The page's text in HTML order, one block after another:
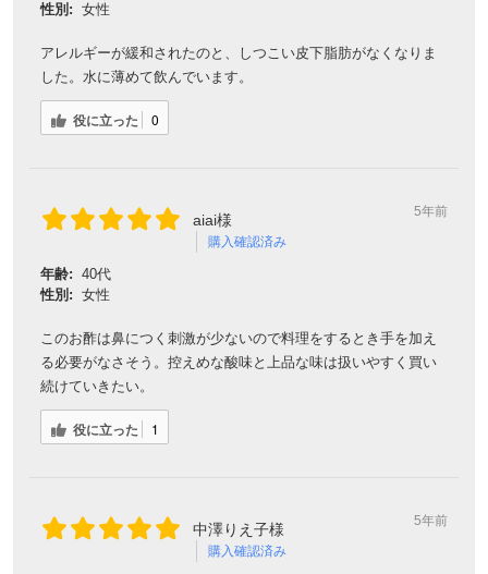
性別: 女性
アレルギーが緩和されたのと、しつこい皮下脂肪がなくなりま
した。水に薄めて飲んでいます。
役に立った 0
aiai様
購入確認済み
5年前
年齢: 40代
性別: 女性
このお酢は鼻につく刺激が少ないので料理をするとき手を加え
る必要がなさそう。控えめな酸味と上品な味は扱いやすく買い
続けていきたい。
役に立った 1
中澤りえ子様
購入確認済み
5年前